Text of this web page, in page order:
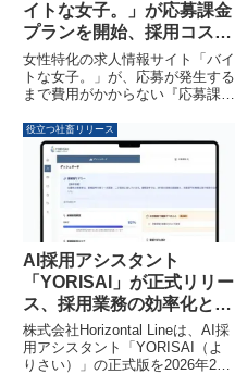
イトな女子。」が応募課金
プランを開始、採用コスト
の不安を解消
女性特化の求人情報サイト「バイ
トな女子。」が、応募が発生する
まで費用がかからない『応募課金
1応募単価1,000円からというリー
ズナブルな価格設定と掲載期間の
制限なしにより、企業は採用コス
トを抑えつつ、効率的な女性採用
活動が可能になります。
役立つ社畜リリース
AI採用アシスタント
「YORISAI」が正式リリー
ス、採用業務の効率化と成
功率向上を支援
株式会社Horizontal Lineは、AI採
用アシスタント「YORISAI（よ
りさい）」の正式版を2026年2月